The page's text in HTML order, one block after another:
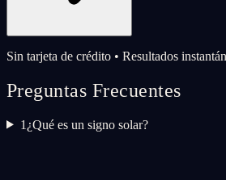
Sin tarjeta de crédito • Resultados
Preguntas Frecuentes
1 ¿Qué es un signo solar?